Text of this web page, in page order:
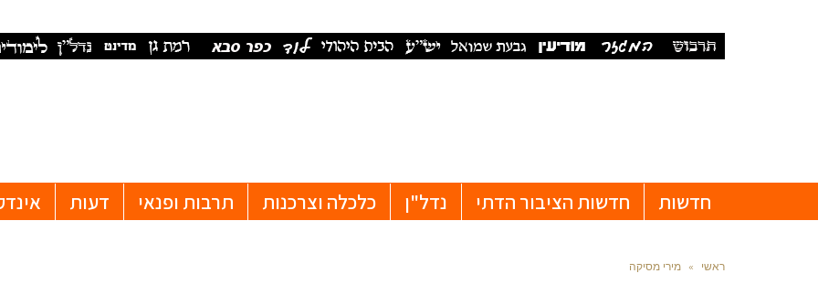
חדשות חדשות הציבור הדתי נדל"ן כלכלה וצרכנות תרבות ופנאי דעות
ראשי » מירי מסיקה